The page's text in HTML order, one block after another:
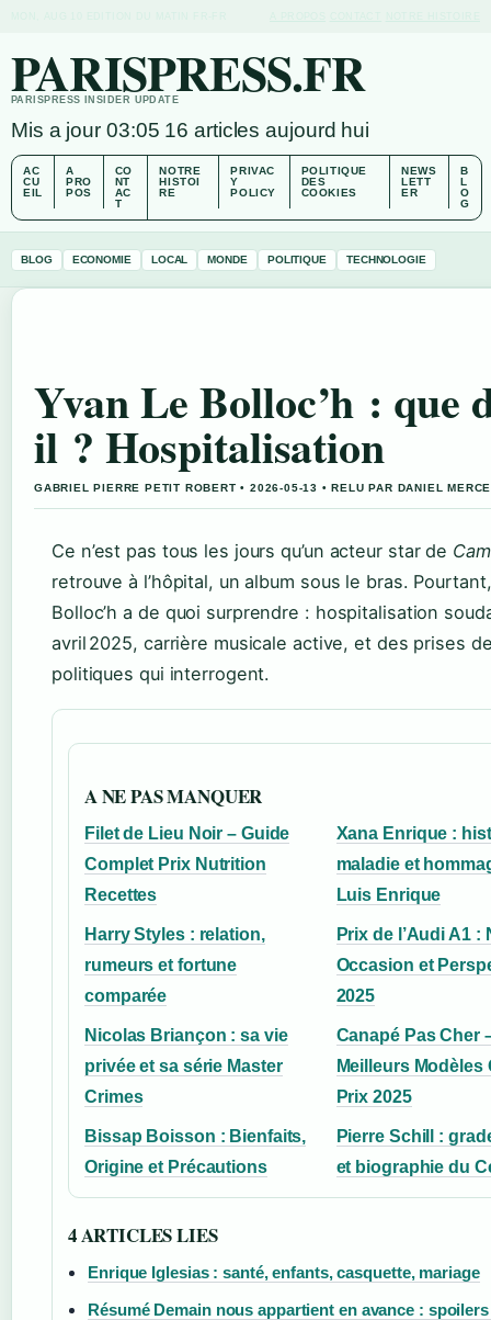
PARISPRESS.FR
PARISPRESS INSIDER UPDATE
Mis a jour 03:05 16 articles aujourd hui
AC
CU
EIL
A
PRO
POS
CO
NT
AC
T
NOTRE
HISTOI
RE
PRIVAC
Y
POLICY
POLITIQUE
DES
COOKIES
NEWS
LETT
ER
B
L
O
G
BLOG ECONOMIE LOCAL MONDE POLITIQUE TECHNOLOGIE
Yvan Le Bolloc’h : que
il ? Hospitalisation
GABRIEL PIERRE PETIT ROBERT • 2026-05-13 • RELU PAR DANIEL
Ce n’est pas tous les jours qu’un acteur star de
retrouve à l’hôpital, un album sous le bras.
Bolloc’h a de quoi surprendre : hospitalisation
avril 2025, carrière musicale active, et des prises
politiques qui interrogent.
A NE PAS MANQUER
Filet de Lieu Noir – Guide
Complet Prix Nutrition
Recettes
Xana Enrique :
maladie et
Luis Enrique
Harry Styles : relation,
rumeurs et fortune
comparée
Prix de l’Audi A1 :
Occasion et
2025
Nicolas Briançon : sa vie
privée et sa série Master
Crimes
Canapé Pas Cher
Meilleurs Modèles
Prix 2025
Bissap Boisson : Bienfaits,
Origine et Précautions
Pierre Schill :
et biographie du
4 ARTICLES LIES
Enrique Iglesias : santé, enfants, casquette, mariage
Résumé Demain nous appartient en avance :